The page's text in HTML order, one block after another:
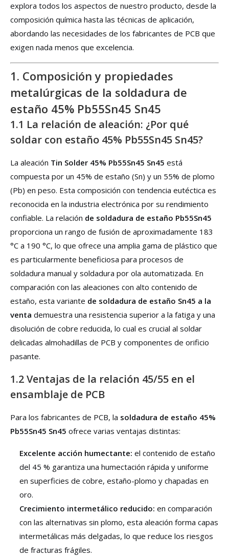
explora todos los aspectos de nuestro producto, desde la
composición química hasta las técnicas de aplicación,
abordando las necesidades de los fabricantes de PCB que
exigen nada menos que excelencia.
1. Composición y propiedades
metalúrgicas de la soldadura de
estaño 45% Pb55Sn45 Sn45
1.1 La relación de aleación: ¿Por qué
soldar con estaño 45% Pb55Sn45 Sn45?
La aleación Tin Solder 45% Pb55Sn45 Sn45 está
compuesta por un 45% de estaño (Sn) y un 55% de plomo
(Pb) en peso. Esta composición con tendencia eutéctica es
reconocida en la industria electrónica por su rendimiento
confiable. La relación de soldadura de estaño Pb55Sn45
proporciona un rango de fusión de aproximadamente 183
°C a 190 °C, lo que ofrece una amplia gama de plástico que
es particularmente beneficiosa para procesos de
soldadura manual y soldadura por ola automatizada. En
comparación con las aleaciones con alto contenido de
estaño, esta variante de soldadura de estaño Sn45 a la
venta demuestra una resistencia superior a la fatiga y una
disolución de cobre reducida, lo cual es crucial al soldar
delicadas almohadillas de PCB y componentes de orificio
pasante.
1.2 Ventajas de la relación 45/55 en el
ensamblaje de PCB
Para los fabricantes de PCB, la soldadura de estaño 45%
Pb55Sn45 Sn45 ofrece varias ventajas distintas:
Excelente acción humectante: el contenido de estaño
del 45 % garantiza una humectación rápida y uniforme
en superficies de cobre, estaño-plomo y chapadas en
oro.
Crecimiento intermetálico reducido: en comparación
con las alternativas sin plomo, esta aleación forma capas
intermetálicas más delgadas, lo que reduce los riesgos
de fracturas frágiles.